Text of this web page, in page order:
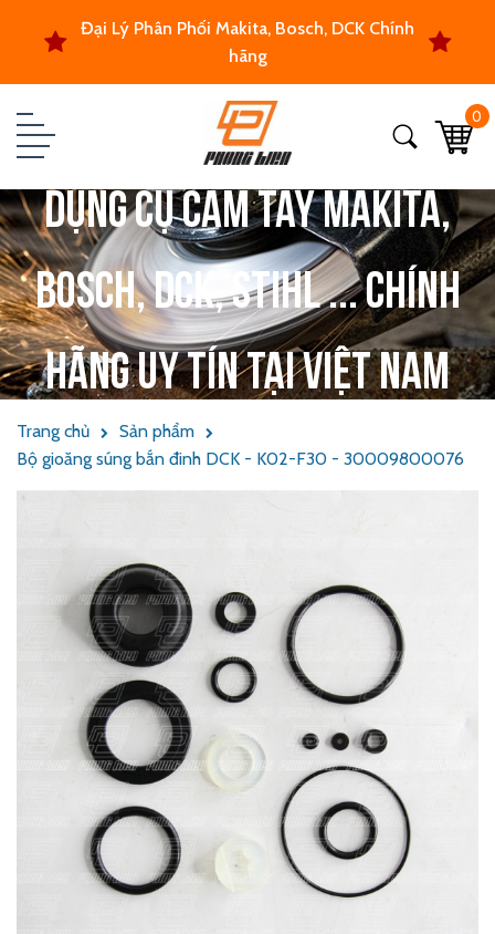
Đại Lý Phân Phối Makita, Bosch, DCK Chính
hãng
0
Dụng cụ cầm tay Makita,
Bosch, DCK, Stihl ... chính
hãng uy tín tại Việt Nam
Trang chủ
Sản phẩm
Bộ gioăng súng bắn đinh DCK - K02-F30 - 30009800076